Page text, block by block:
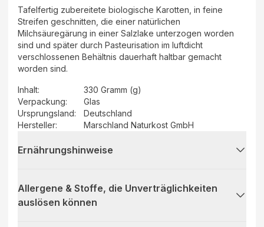
Tafelfertig zubereitete biologische Karotten, in feine
Streifen geschnitten, die einer natürlichen
Milchsäuregärung in einer Salzlake unterzogen worden
sind und später durch Pasteurisation im luftdicht
verschlossenen Behältnis dauerhaft haltbar gemacht
worden sind.
Inhalt:
330 Gramm (g)
Verpackung:
Glas
Ursprungsland:
Deutschland
Hersteller: Marschland Naturkost GmbH
Ernährungshinweise
Allergene & Stoffe, die Unverträglichkeiten
auslösen können